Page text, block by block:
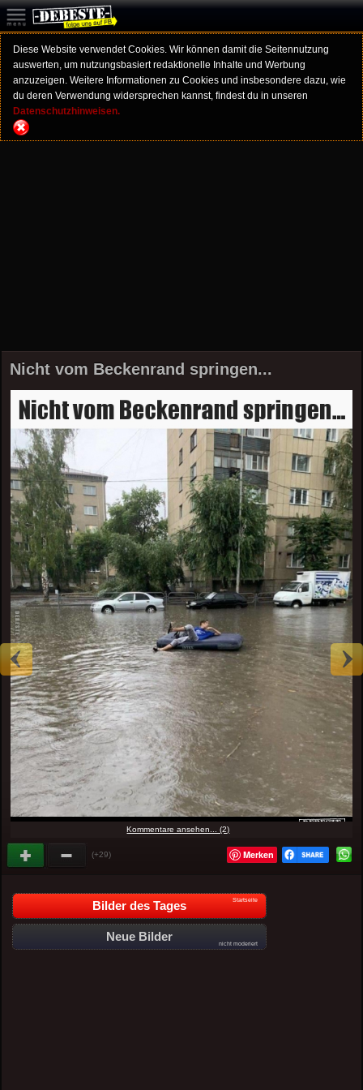
Diese Website verwendet Cookies. Wir können damit die Seitennutzung
auswerten, um nutzungsbasiert redaktionelle Inhalte und Werbung
anzuzeigen. Weitere Informationen zu Cookies und insbesondere dazu, wie
du deren Verwendung widersprechen kannst, findest du in unseren
Datenschutzhinweisen.
Nicht vom Beckenrand springen...
Kommentare ansehen... (2)
(+29) Merken
Bilder des Tages Startseite
Neue Bilder
nicht moderiert